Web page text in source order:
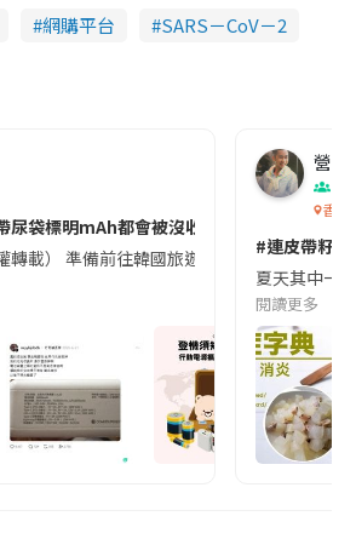
網購平台 SARS－CoV－2
尿袋標明mAh都會被沒收😱出發前切記檢查
轉載） 準備前往韓國旅遊的民眾，近期要
營養
香港
#連皮帶籽
夏天其中一
閱讀更多